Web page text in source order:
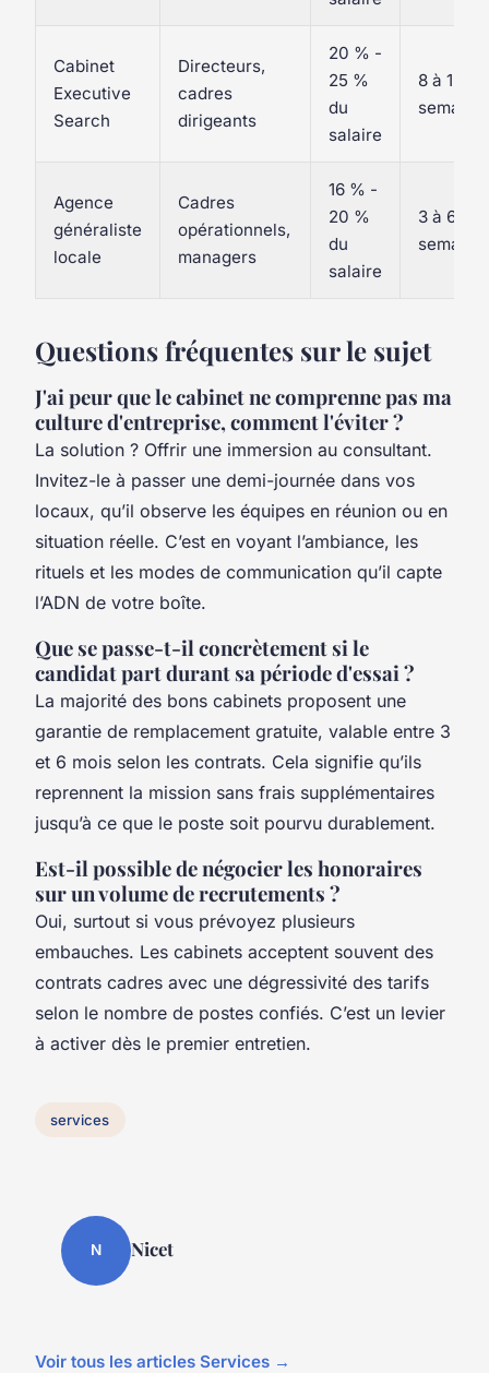
Cabinet
Executive
Search
Directeurs,
cadres
dirigeants
20 % -
25 %
du
salaire
8 à 12
Agence
généraliste
locale
Cadres
opérationnels,
managers
16 % -
20 %
du
salaire
3 à 6
Questions fréquentes sur le sujet
J'ai peur que le cabinet ne comprenne pas ma
culture d'entreprise, comment l'éviter ?
La solution ? Offrir une immersion au consultant.
Invitez-le à passer une demi-journée dans vos
locaux, qu’il observe les équipes en réunion ou en
situation réelle. C’est en voyant l’ambiance, les
rituels et les modes de communication qu’il capte
l’ADN de votre boîte.
Que se passe-t-il concrètement si le
candidat part durant sa période d'essai ?
La majorité des bons cabinets proposent une
garantie de remplacement gratuite, valable entre 3
et 6 mois selon les contrats. Cela signifie qu’ils
reprennent la mission sans frais supplémentaires
jusqu’à ce que le poste soit pourvu durablement.
Est-il possible de négocier les honoraires
sur un volume de recrutements ?
Oui, surtout si vous prévoyez plusieurs
embauches. Les cabinets acceptent souvent des
contrats cadres avec une dégressivité des tarifs
selon le nombre de postes confiés. C’est un levier
à activer dès le premier entretien.
services
N Nicet
Voir tous les articles Services →